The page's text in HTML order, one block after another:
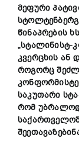
მეფური
წინაპრების
„სტალინისტ-
კვერცხის ან
როგორც
საკუთარი
რომ